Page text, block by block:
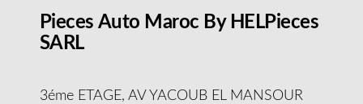
Pieces Auto Maroc By HELPieces
SARL
3éme ETAGE, AV YACOUB EL MANSOUR